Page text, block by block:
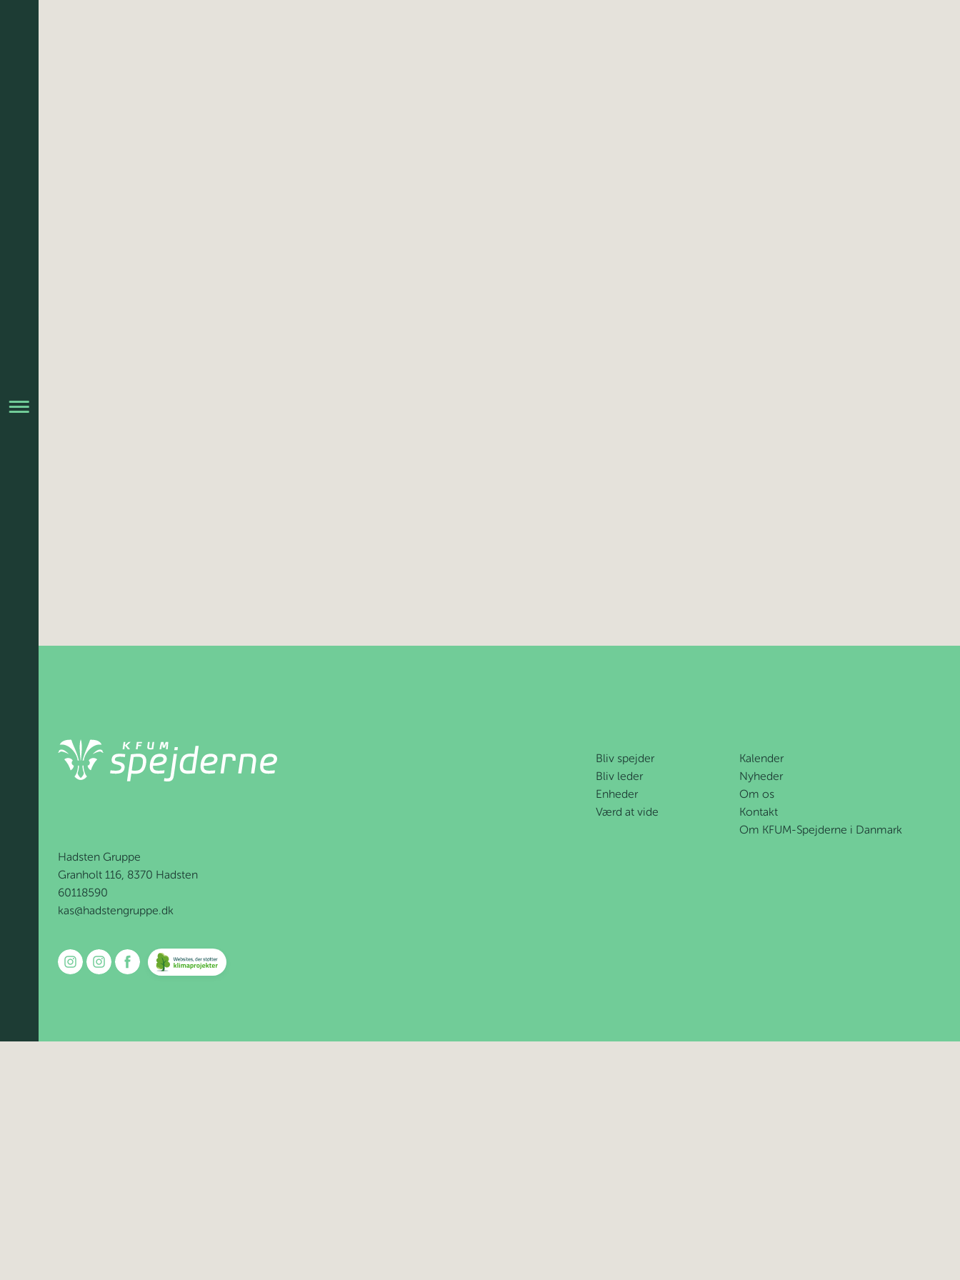
Hadsten Gruppe
Granholt 116, 8370 Hadsten
60118590
kas@hadstengruppe.dk
Bliv spejder
Bliv leder
Enheder
Værd at vide
Kalender
Nyheder
Om os
Kontakt
Om KFUM-Spejderne i Danmark